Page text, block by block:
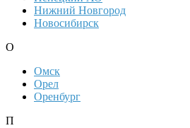
Нижний Новгород
Новосибирск
О
Омск
Орел
Оренбург
П